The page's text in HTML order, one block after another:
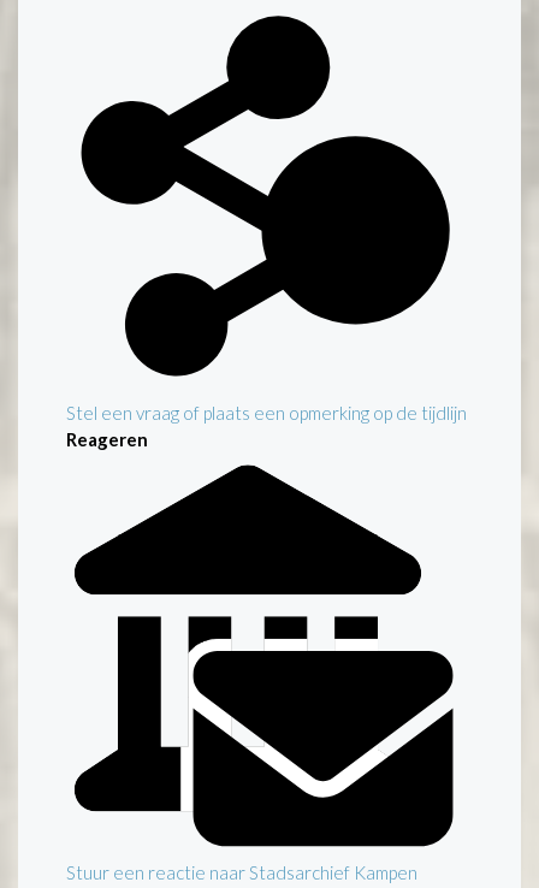
Stel een vraag of plaats een opmerking op de tijdlijn
Reageren
Stuur een reactie naar Stadsarchief Kampen